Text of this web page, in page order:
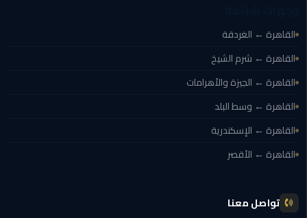
المحلة
الكبرى
ليموزين
السويس
ليموزين
العين
ليموزين
القاهرة ← الغردقة
القاهرة ← شرم الشيخ
القاهرة ← الجيزة والأهرامات
القاهرة ← وسط البلد
القاهرة ← الإسكندرية
القاهرة ← الأقصر
تواصل معنا